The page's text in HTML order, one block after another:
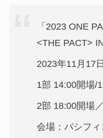
「2023 ONE
<THE PACT>
2023年11月17
1部 14:00開場/
2部 18:00開場
会場：パシフ